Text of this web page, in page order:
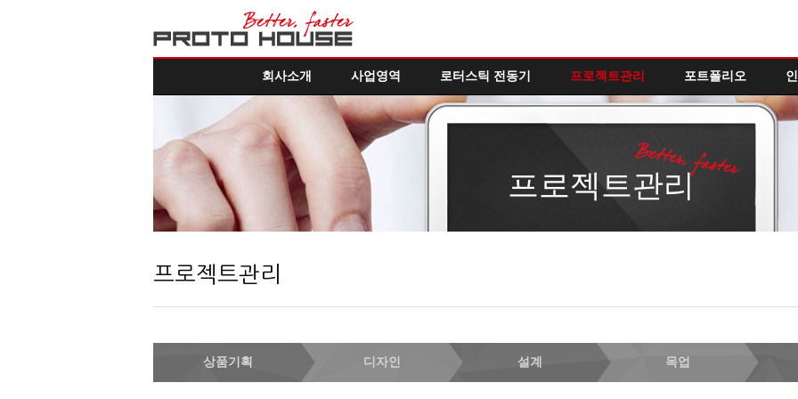
회사소개 사업영역 로터스틱 전동기 프로젝트관리 포트폴리오
프로젝트관리
프로젝트관리
상품기획 디자인 설계 목업